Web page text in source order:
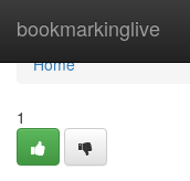
bookmarkinglive
Home
Home
1